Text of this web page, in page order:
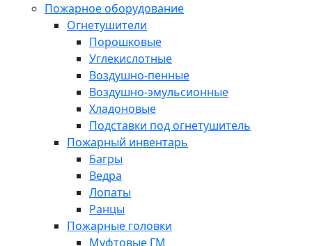
Пожарное оборудование
Огнетушители
Порошковые
Углекислотные
Воздушно-пенные
Воздушно-эмульсионные
Хладоновые
Подставки под огнетушитель
Пожарный инвентарь
Багры
Ведра
Лопаты
Ранцы
Пожарные головки
Муфтовые ГМ